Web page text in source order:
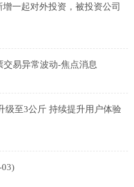
一起对外投资，被投资公司
易异常波动-焦点消息
级至3公斤 持续提升用户体验